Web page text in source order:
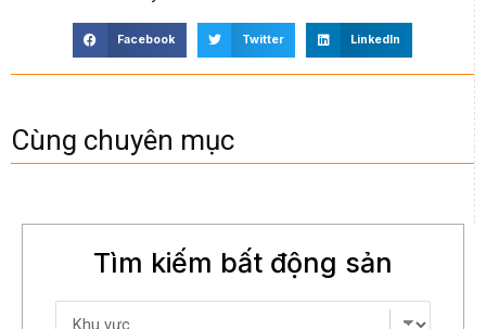
Facebook Twitter LinkedIn
Cùng chuyên mục
Tìm kiếm bất động sản